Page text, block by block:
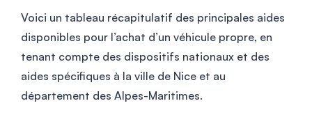
Voici un tableau récapitulatif des principales aides
disponibles pour l’achat d’un véhicule propre, en
tenant compte des dispositifs nationaux et des
aides spécifiques à la ville de Nice et au
département des Alpes-Maritimes.